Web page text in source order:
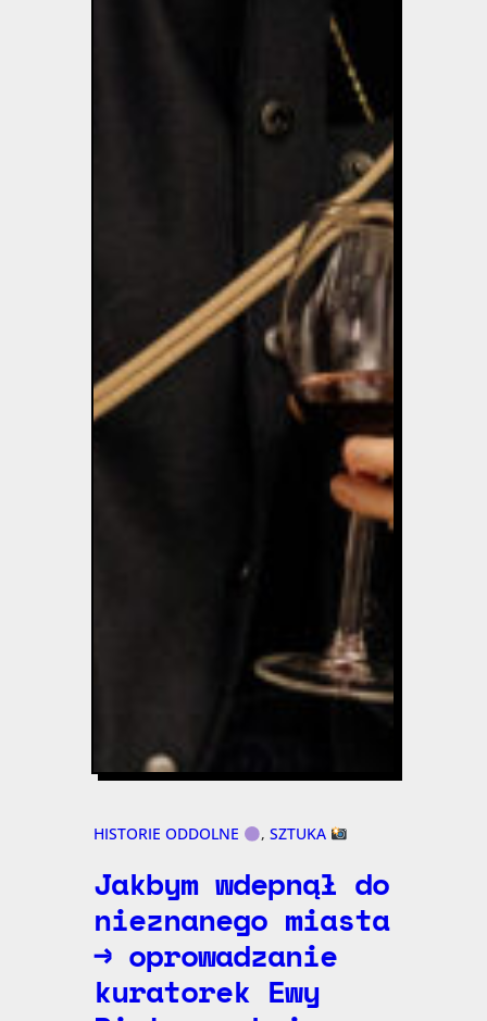
HISTORIE ODDOLNE , SZTUKA
Jakbym wdepnął do
nieznanego miasta
→ oprowadzanie
kuratorek Ewy